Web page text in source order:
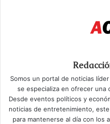
Somos un portal de noticias
se especializa en ofrecer una
Desde eventos políticos y
noticias de entretenimiento,
para mantenerse al día con los